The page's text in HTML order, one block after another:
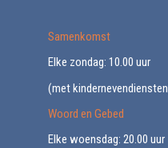
Samenkomst
Elke zondag: 10.00 uur
(met
Woord en Gebed
Elke woensdag: 20.00 uur